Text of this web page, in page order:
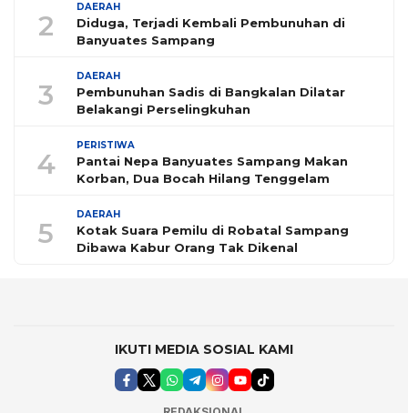
2
DAERAH
Diduga, Terjadi Kembali Pembunuhan di
Banyuates Sampang
3
DAERAH
Pembunuhan Sadis di Bangkalan Dilatar
Belakangi Perselingkuhan
4
PERISTIWA
Pantai Nepa Banyuates Sampang Makan
Korban, Dua Bocah Hilang Tenggelam
5
DAERAH
Kotak Suara Pemilu di Robatal Sampang
Dibawa Kabur Orang Tak Dikenal
IKUTI MEDIA SOSIAL KAMI